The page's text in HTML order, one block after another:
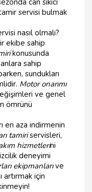
servisi bulmak
nasıl olmalı?
ekibe sahip
konusunda
sahip
sundukları
Motor onarımı
ve genel
ömrünü
en aza indirmenin
tamiriservisleri,
hizmetlerini
deneyimi
ekipmanlarıve
artırmak için